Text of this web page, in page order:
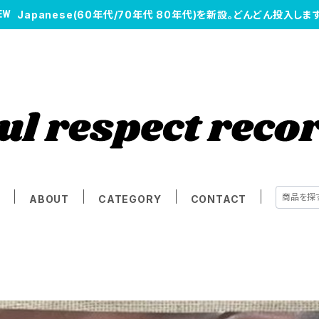
Japanese(60年代/70年代 80年代)を新設。どんどん投入します
ABOUT CATEGORY CONTACT